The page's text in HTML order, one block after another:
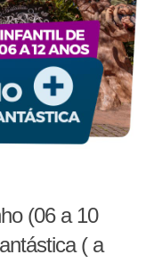
(06 a 10
( a